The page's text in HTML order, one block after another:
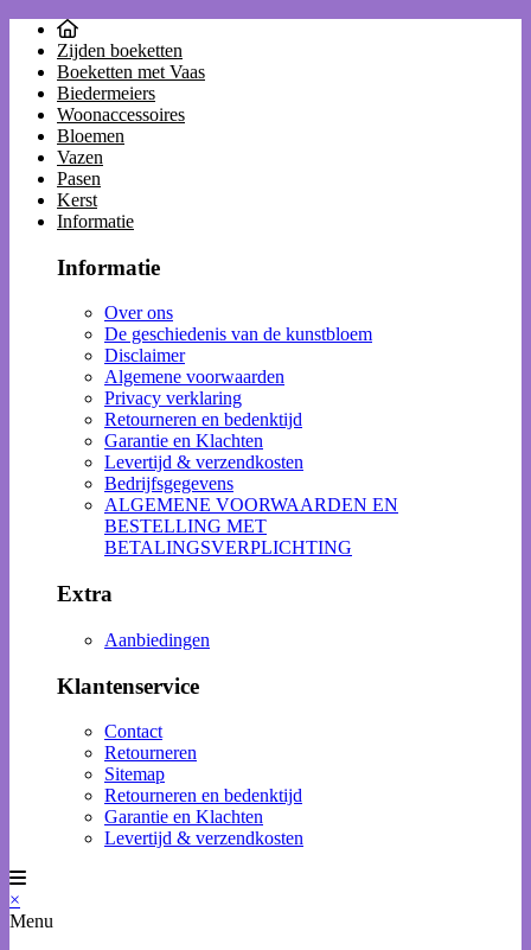
Zijden boeketten
Boeketten met Vaas
Biedermeiers
Woonaccessoires
Bloemen
Vazen
Pasen
Kerst
Informatie
Informatie
Over ons
De geschiedenis van de kunstbloem
Disclaimer
Algemene voorwaarden
Privacy verklaring
Retourneren en bedenktijd
Garantie en Klachten
Levertijd & verzendkosten
Bedrijfsgegevens
ALGEMENE VOORWAARDEN EN
BESTELLING MET
BETALINGSVERPLICHTING
Extra
Aanbiedingen
Klantenservice
Contact
Retourneren
Sitemap
Retourneren en bedenktijd
Garantie en Klachten
Levertijd & verzendkosten
×
Menu